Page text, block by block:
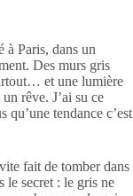
à Paris, dans un
Des murs gris
et une lumière
rêve. J’ai su ce
qu’une tendance c’est
fait de tomber dans
le secret : le gris ne